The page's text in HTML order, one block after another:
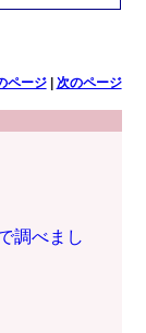
ページ| 次のページ
調べまし